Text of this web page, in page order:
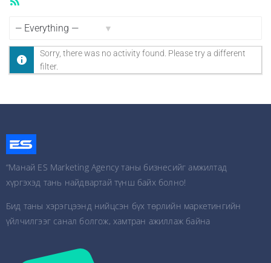
Sorry, there was no activity found. Please try a different
filter.
“Манай ES Marketing Agency таны бизнесийг амжилтад
хүргэхэд тань найдвартай түнш байх болно!
Бид таны хэрэгцээнд нийцсэн бүх төрлийн маркетингийн
үйлчилгээг санал болгож, хамтран ажиллаж байна